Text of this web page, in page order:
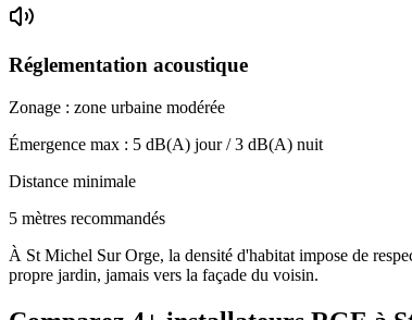
Réglementation acoustique
Zonage : zone urbaine modérée
Émergence max : 5 dB(A) jour /3 dB(A) nuit
Distance minimale
5 mètres recommandés
À St Michel Sur Orge, la densité d'habitat impose de
propre jardin, jamais vers la façade du voisin.